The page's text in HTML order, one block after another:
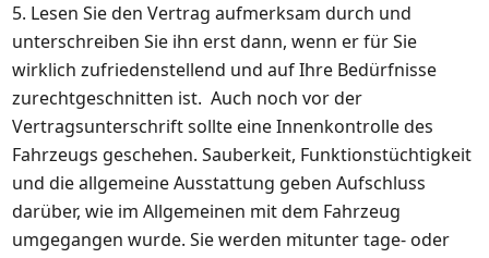
5. Lesen Sie den Vertrag aufmerksam durch und
unterschreiben Sie ihn erst dann, wenn er für Sie
wirklich zufriedenstellend und auf Ihre Bedürfnisse
zurechtgeschnitten ist. Auch noch vor der
Vertragsunterschrift sollte eine Innenkontrolle des
Fahrzeugs geschehen. Sauberkeit, Funktionstüchtigkeit
und die allgemeine Ausstattung geben Aufschluss
darüber, wie im Allgemeinen mit dem Fahrzeug
umgegangen wurde. Sie werden mitunter tage- oder